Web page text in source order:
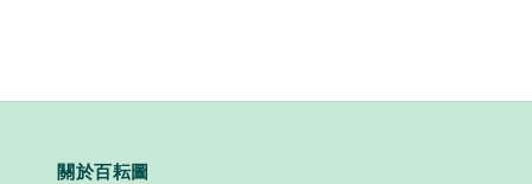
關於百耘圖